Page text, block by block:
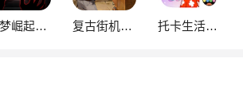
噩梦崛起：生存 复古街机大亨 托卡生活：世界